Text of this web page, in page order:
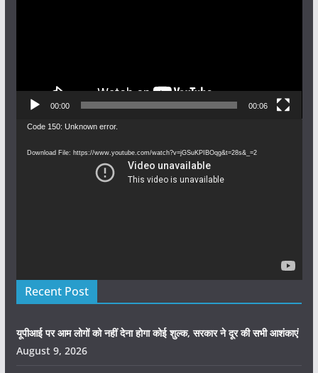
00:00 00:06
Video
Code 150: Unknown error.
Download File: https://www.youtube.com/watch?v=jGSuKPIBOqg&t=28s&_=2
Recent Post
यूपीआई पर आम लोगों को नहीं देना होगा कोई शुल्क, सरकार ने दूर की सभी आशंकाएं
August 9, 2026